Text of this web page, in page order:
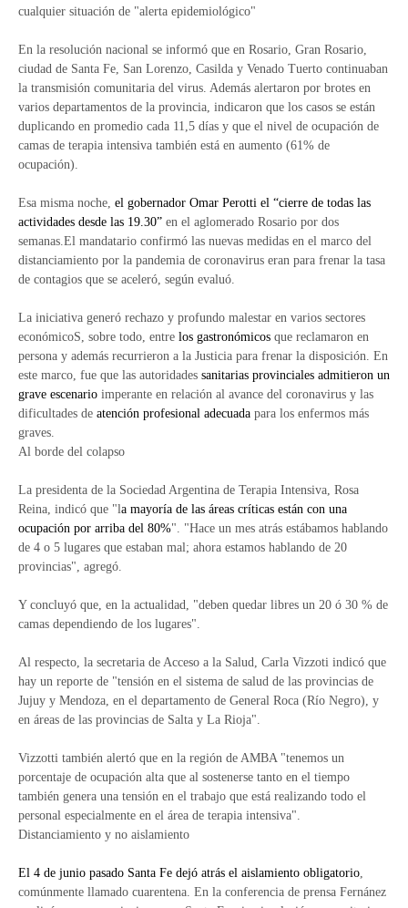
cualquier situación de "alerta epidemiológico"
En la resolución nacional se informó que en Rosario, Gran Rosario,
ciudad de Santa Fe, San Lorenzo, Casilda y Venado Tuerto continuaban
la transmisión comunitaria del virus. Además alertaron por brotes en
varios departamentos de la provincia, indicaron que los casos se están
duplicando en promedio cada 11,5 días y que el nivel de ocupación de
camas de terapia intensiva también está en aumento (61% de
ocupación).
Esa misma noche, el gobernador Omar Perotti el “cierre de todas las
actividades desde las 19.30” en el aglomerado Rosario por dos
semanas.El mandatario confirmó las nuevas medidas en el marco del
distanciamiento por la pandemia de coronavirus eran para frenar la tasa
de contagios que se aceleró, según evaluó.
La iniciativa generó rechazo y profundo malestar en varios sectores
económicoS, sobre todo, entre los gastronómicos que reclamaron en
persona y además recurrieron a la Justicia para frenar la disposición. En
este marco, fue que las autoridades sanitarias provinciales admitieron un
grave escenario imperante en relación al avance del coronavirus y las
dificultades de atención profesional adecuada para los enfermos más
graves.
Al borde del colapso
La presidenta de la Sociedad Argentina de Terapia Intensiva, Rosa
Reina, indicó que "la mayoría de las áreas críticas están con una
ocupación por arriba del 80%". "Hace un mes atrás estábamos hablando
de 4 o 5 lugares que estaban mal; ahora estamos hablando de 20
provincias", agregó.
Y concluyó que, en la actualidad, "deben quedar libres un 20 ó 30 % de
camas dependiendo de los lugares".
Al respecto, la secretaria de Acceso a la Salud, Carla Vizzoti indicó que
hay un reporte de "tensión en el sistema de salud de las provincias de
Jujuy y Mendoza, en el departamento de General Roca (Río Negro), y
en áreas de las provincias de Salta y La Rioja".
Vizzotti también alertó que en la región de AMBA "tenemos un
porcentaje de ocupación alta que al sostenerse tanto en el tiempo
también genera una tensión en el trabajo que está realizando todo el
personal especialmente en el área de terapia intensiva".
Distanciamiento y no aislamiento
El 4 de junio pasado Santa Fe dejó atrás el aislamiento obligatorio,
comúnmente llamado cuarentena. En la conferencia de prensa Fernánez